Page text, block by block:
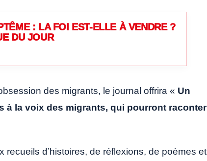
: LA FOI EST-ELLE À VENDRE ?
DU JOUR
des migrants, le journal offrira « Un
à la voix des migrants, qui pourront raconter
d’histoires, de réflexions, de poèmes et